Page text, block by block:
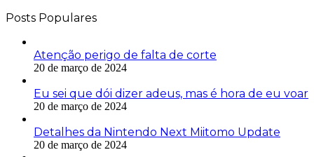
Posts Populares
Atenção perigo de falta de corte
20 de março de 2024
Eu sei que dói dizer adeus, mas é hora de eu voar
20 de março de 2024
Detalhes da Nintendo Next Miitomo Update
20 de março de 2024